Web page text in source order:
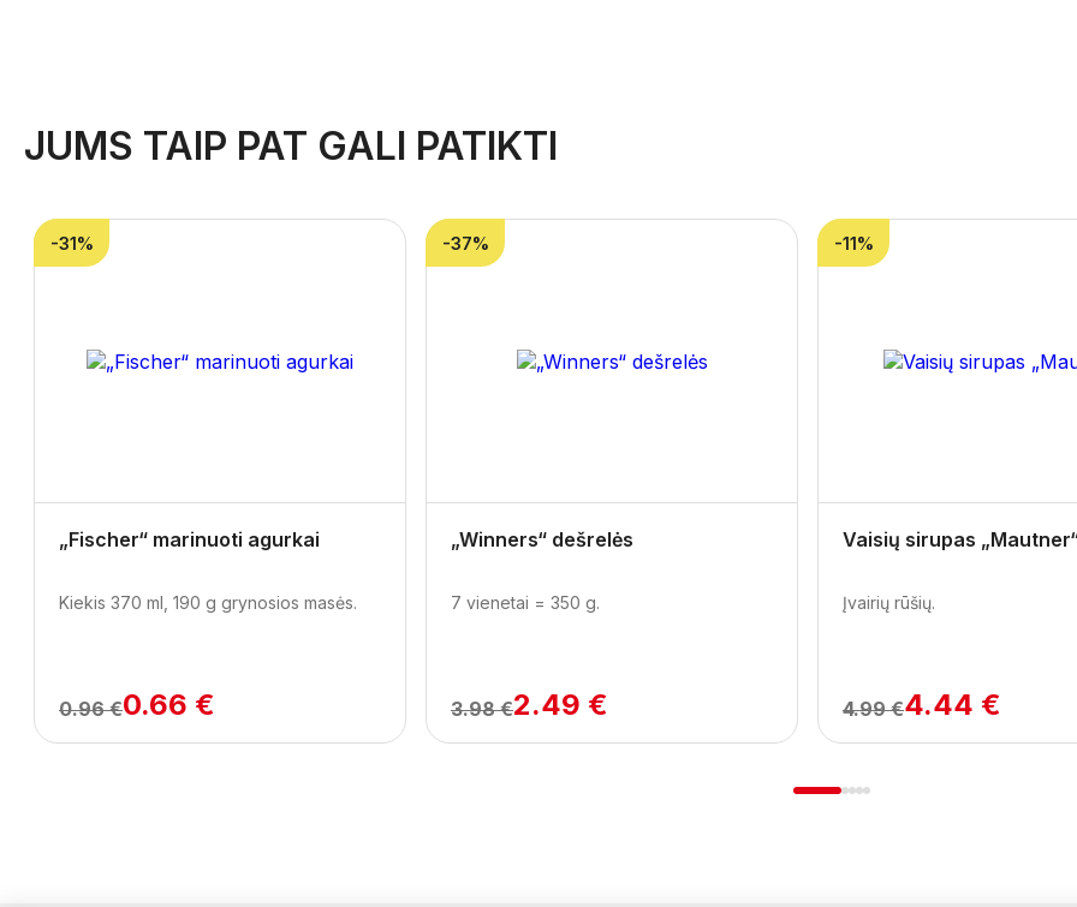
JUMS TAIP PAT GALI PATIKTI
-31%
„Fischer“ marinuoti agurkai
Kiekis 370 ml, 190 g grynosios masės.
0.96 €0.66 €
-37%
„Winners“ dešrelės
7 vienetai = 350 g.
3.98 €2.49 €
-11%
Vaisių sirupas
Įvairių rūšių.
4.99 €4.44 €
1 2345